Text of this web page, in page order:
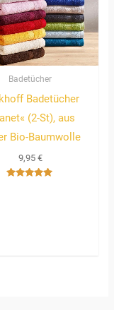
Badetücher
Badetücher
(2-St), aus
Bio-Baumwolle
9,95 €